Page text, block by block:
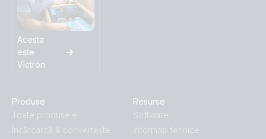
Acesta
este
Victron
Produse
Toate produsele
Încărcarcă & convertește
Resurse
Software
Informații tehnice